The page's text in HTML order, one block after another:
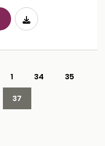
1 34
35
37